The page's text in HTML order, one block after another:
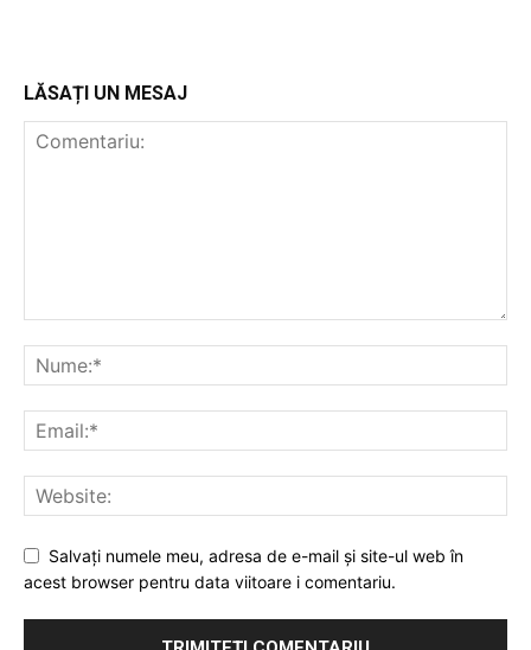
LĂSAȚI UN MESAJ
Salvați numele meu, adresa de e-mail și site-ul web în
acest browser pentru data viitoare i comentariu.